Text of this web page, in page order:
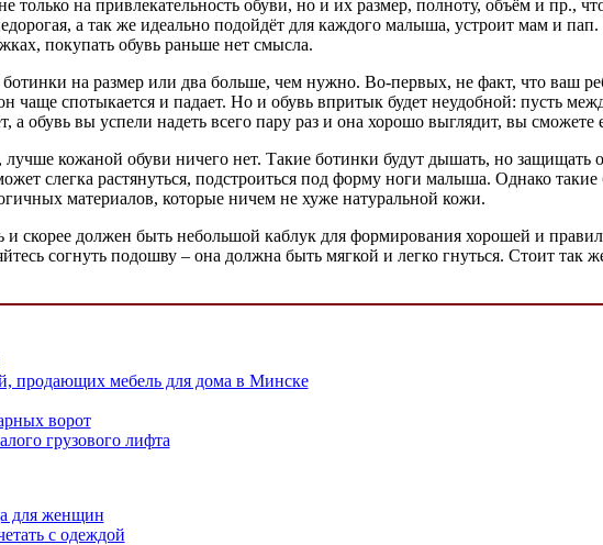
на привлекательность обуви, но и их размер, полноту, объём и пр.,
а так же идеально подойдёт для каждого малыша, устроит мам и
покупать обувь раньше нет смысла.
на размер или два больше, чем нужно. Во-первых, не факт, что ваш
чаще спотыкается и падает. Но и обувь впритык будет неудобной: пусть
обувь вы успели надеть всего пару раз и она хорошо выглядит, вы сможете
лучше кожаной обуви ничего нет. Такие ботинки будут дышать, но
слегка растянуться, подстроиться под форму ноги малыша. Однако
материалов, которые ничем не хуже натуральной кожи.
скорее должен быть небольшой каблук для формирования хорошей и
согнуть подошву – она должна быть мягкой и легко гнуться. Стоит так
продающих мебель для дома в Минске
ворот
грузового лифта
для женщин
с одеждой